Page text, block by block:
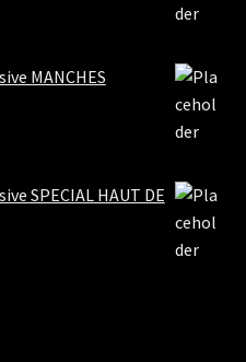
MANCHES
SPECIAL HAUT DE